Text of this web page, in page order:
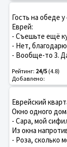
Гость на обеде
Еврей:
- Съешьте ещё
- Нет,
- Вообще-то 3.
Рейтинг: 24/5(4.8)
Добавлено:
Еврейский
Окно одного
- Сара, мой
Из окна
- Роза, сколько